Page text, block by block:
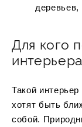
деревьев,
Для кого
интерьера
Такой
хотят быть
собой.